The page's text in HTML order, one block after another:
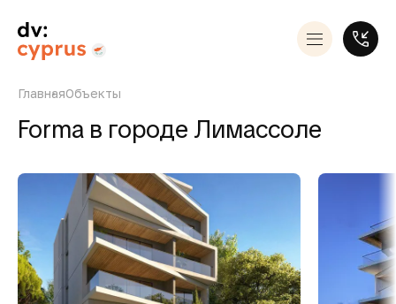
ГлавнаяОбъекты
Forma в городе Лимассоле